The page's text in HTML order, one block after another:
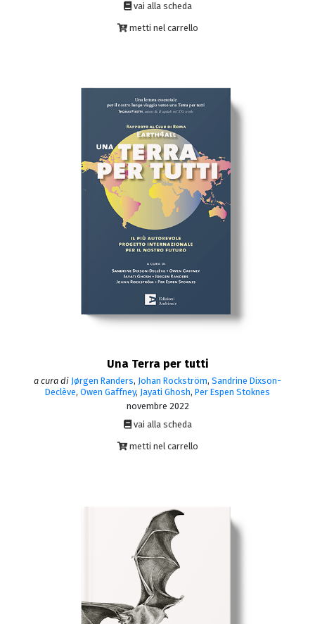
vai alla scheda
metti nel carrello
Una Terra per tutti
a cura di Jørgen Randers, Johan Rockström, Sandrine Dixson-
Declève, Owen Gaffney, Jayati Ghosh, Per Espen Stoknes
novembre 2022
vai alla scheda
metti nel carrello